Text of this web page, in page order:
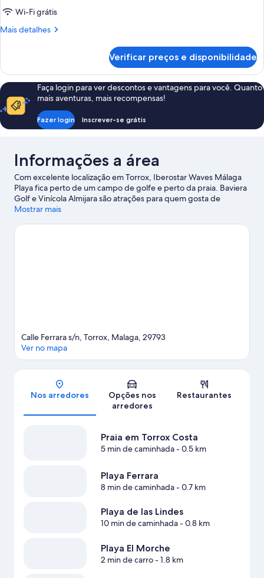
de
Double
Room
Sea
View
Wi-Fi grátis
Mais detalhes
Mais
or
Twin
Room
Sea
View
Verificar preços e disponibilidade
Faça login para ver descontos e vantagens para você. Quanto
mais aventuras, mais recompensas!
Fazer login Inscrever-se grátis
Informações a área
Com excelente localização em Torrox, Iberostar Waves Málaga
Playa fica perto de um campo de golfe e perto da praia. Baviera
Golf e Vinícola Almijara são atrações para quem gosta de
atividades divertidas, mas a região ainda conta com Aerobaby
opção para curtir a vida noturna e Parque Aquático Aquavelis
Mostrar mais
Mapa
Calle Ferrara s/n, Torrox, Malaga, 29793
Ver no mapa
Nos arredores
Opções nos
arredores
Restaurantes
Praia em Torrox Costa
5 min de caminhada- 0.5 km
Playa Ferrara
8 min de caminhada- 0.7 km
Playa de las Lindes
10 min de caminhada- 0.8 km
Playa El Morche
2 min de carro- 1.8 km